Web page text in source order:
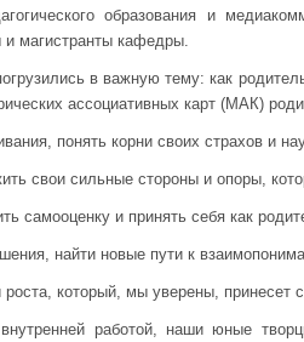
образования и
магистранты кафедры.
в важную тему: как
ассоциативных карт (МАК)
понять корни своих страхов и
свои сильные стороны и опоры,
самооценку и принять себя как
найти новые пути к
который, мы уверены, принесет
работой, наши юные